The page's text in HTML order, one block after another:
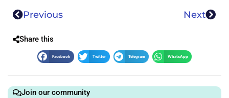
Previous Next
Share this
Facebook Twitter Telegram WhatsApp
Join our community